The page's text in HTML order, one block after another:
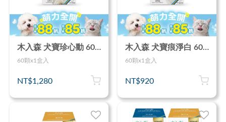
木入森 犬寶珍心動 60顆｜狗狗心臟保健食品
60顆x1盒入
NT$1,280
木入森 犬寶痕淨白 60顆｜狗狗眼睛保健食品
60顆x1盒入
NT$920